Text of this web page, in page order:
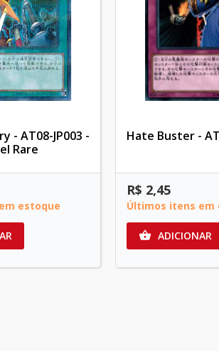
- AT08-JP003 -
Rare
estoque
Hate Buster -
R$ 2,45
Últimos itens em
 ADICIONAR